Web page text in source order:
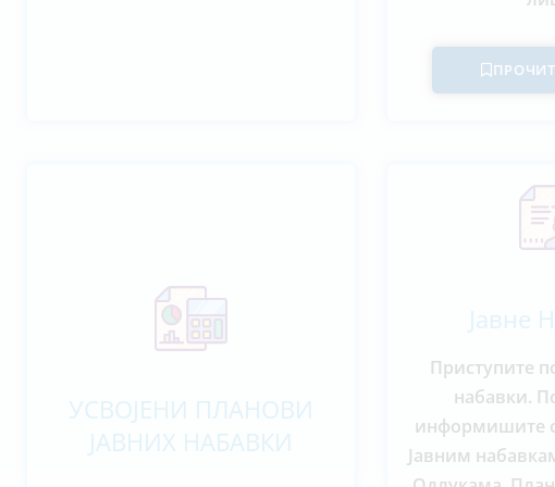
УСВОЈЕНИ ПЛАНОВИ
ЈАВНИХ НАБАВКИ
Јавне
Приступите
набавки.
информишите
Јавним